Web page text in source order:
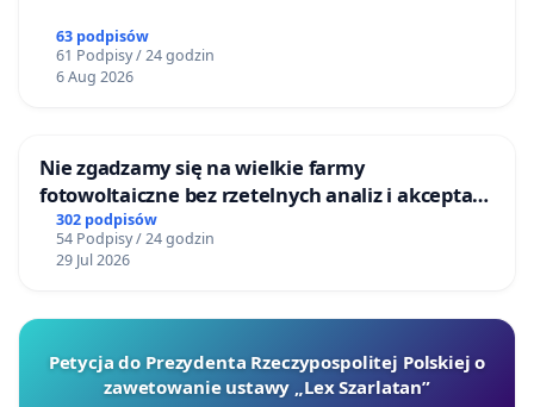
63 podpisów
61 Podpisy / 24 godzin
6 Aug 2026
Nie zgadzamy się na wielkie farmy
fotowoltaiczne bez rzetelnych analiz i akceptacji
mieszkańców
302 podpisów
54 Podpisy / 24 godzin
29 Jul 2026
Petycja do Prezydenta Rzeczypospolitej Polskiej o
zawetowanie ustawy „Lex Szarlatan”